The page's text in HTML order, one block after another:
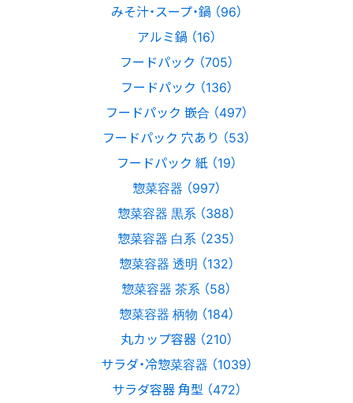
みそ汁・スープ・鍋 （96）
アルミ鍋 （16）
フードパック （705）
フードパック （136）
フードパック 嵌合 （497）
フードパック 穴あり （53）
フードパック 紙 （19）
惣菜容器 （997）
惣菜容器 黒系 （388）
惣菜容器 白系 （235）
惣菜容器 透明 （132）
惣菜容器 茶系 （58）
惣菜容器 柄物 （184）
丸カップ容器 （210）
サラダ・冷惣菜容器 （1039）
サラダ容器 角型 （472）